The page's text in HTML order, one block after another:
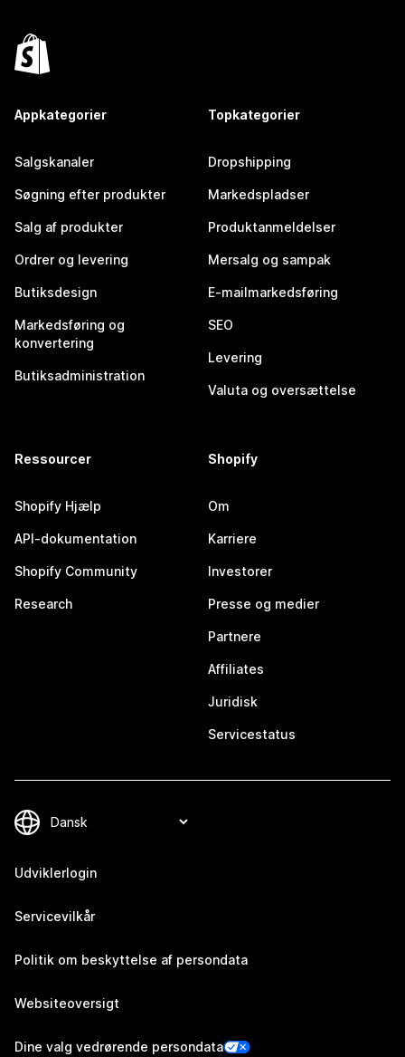
Appkategorier
Salgskanaler
Søgning efter produkter
Salg af produkter
Ordrer og levering
Butiksdesign
Markedsføring og
konvertering
Butiksadministration
Topkategorier
Dropshipping
Markedspladser
Produktanmeldelser
Mersalg og sampak
E-mailmarkedsføring
SEO
Levering
Valuta og oversættelse
Ressourcer
Shopify Hjælp
API-dokumentation
Shopify Community
Research
Shopify
Om
Karriere
Investorer
Presse og medier
Partnere
Affiliates
Juridisk
Servicestatus
Udviklerlogin
Servicevilkår
Politik om beskyttelse af persondata
Websiteoversigt
Dine valg vedrørende persondata